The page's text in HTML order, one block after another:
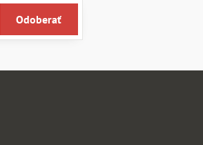
Odoberať